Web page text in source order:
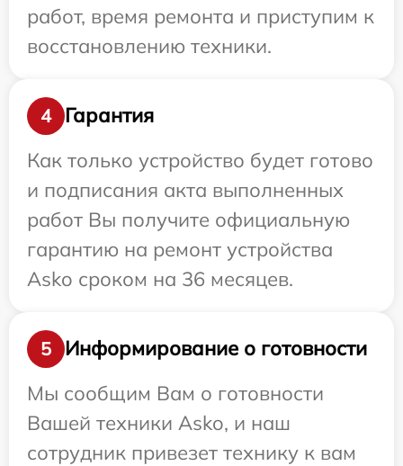
работ, время ремонта и приступим к
восстановлению техники.
4
Гарантия
Как только устройство будет готово
и подписания акта выполненных
работ Вы получите официальную
гарантию на ремонт устройства
Asko сроком на 36 месяцев.
5
Информирование о готовности
Мы сообщим Вам о готовности
Вашей техники Asko, и наш
сотрудник привезет технику к вам